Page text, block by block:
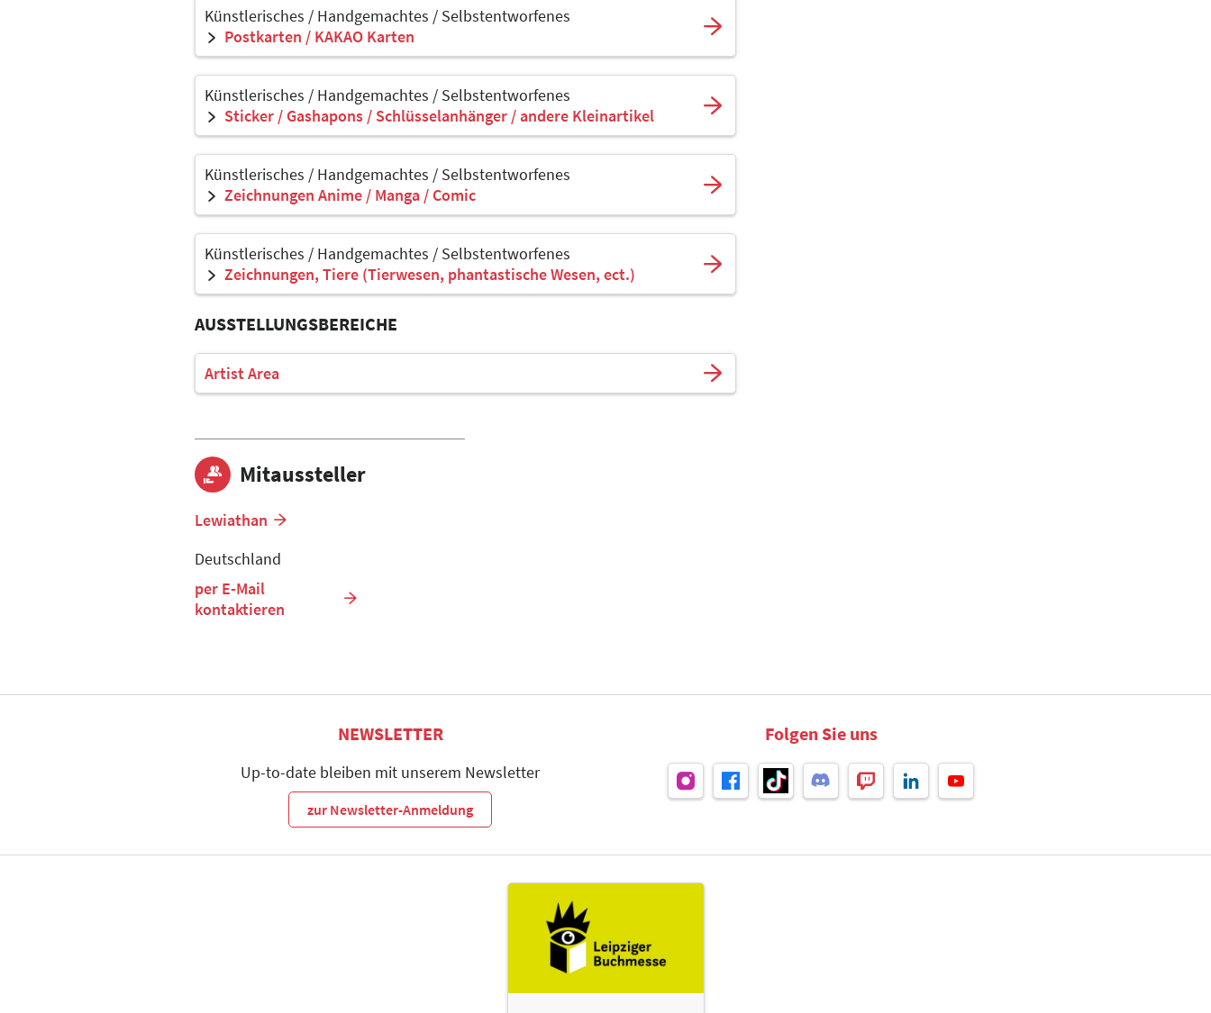
Künstlerisches / Handgemachtes / Selbstentworfenes
Postkarten / KAKAO Karten
Künstlerisches / Handgemachtes / Selbstentworfenes
Sticker / Gashapons / Schlüsselanhänger / andere Kleinartikel
Künstlerisches / Handgemachtes / Selbstentworfenes
Zeichnungen Anime / Manga / Comic
Künstlerisches / Handgemachtes / Selbstentworfenes
Zeichnungen, Tiere (Tierwesen, phantastische Wesen, ect.)
AUSSTELLUNGSBEREICHE
Artist Area
Mitaussteller
Lewiathan
Deutschland
per E-Mail
kontaktieren
NEWSLETTER
Up-to-date bleiben mit unserem Newsletter
zur Newsletter-Anmeldung
Folgen Sie uns